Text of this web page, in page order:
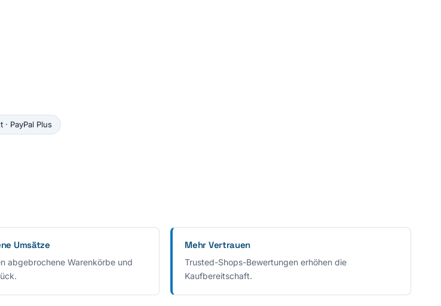
PayPal Plus
Umsätze
abgebrochene Warenkörbe und
Mehr Vertrauen
Trusted-Shops-Bewertungen erhöhen die
Kaufbereitschaft.